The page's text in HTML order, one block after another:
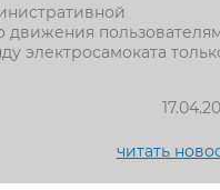
движения
электросамоката
читать